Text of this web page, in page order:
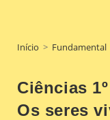
Início > Fundamental
Ciências
Os seres